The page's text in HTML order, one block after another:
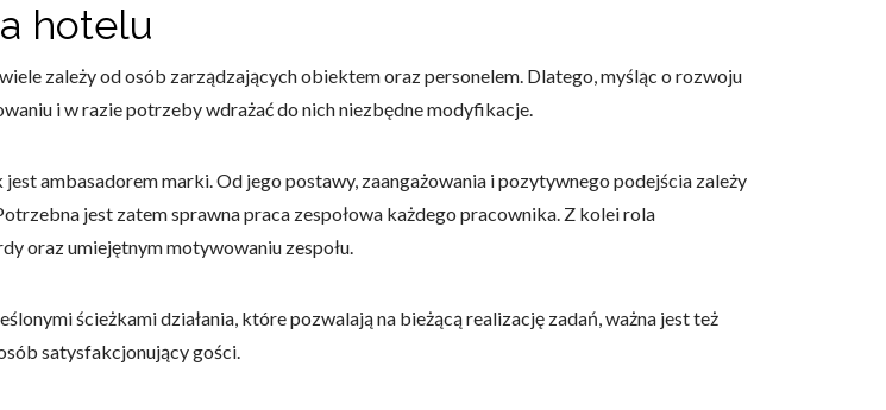
hotelu
zależy od osób zarządzających obiektem oraz personelem. Dlatego, myśląc o rozwoju
i w razie potrzeby wdrażać do nich niezbędne modyfikacje.
ambasadorem marki. Od jego postawy, zaangażowania i pozytywnego podejścia zależy
jest zatem sprawna praca zespołowa każdego pracownika. Z kolei rola
oraz umiejętnym motywowaniu zespołu.
ścieżkami działania, które pozwalają na bieżącą realizację zadań, ważna jest też
satysfakcjonujący gości.